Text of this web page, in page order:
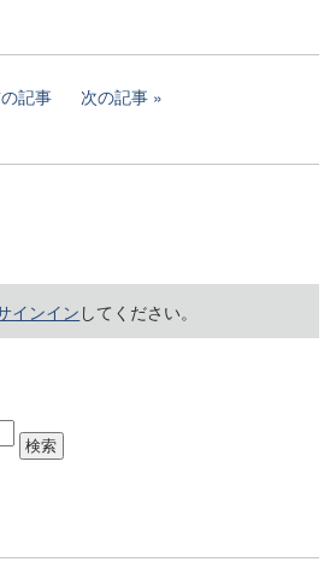
記事 次の記事
インインしてください。